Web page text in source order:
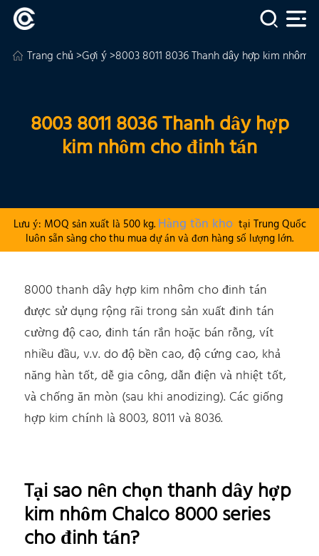
Trang chủ>Gợi ý>8003 8011 8036 Thanh dây hợp kim nhôm
8003 8011 8036 Thanh dây hợp
kim nhôm cho đinh tán
Lưu ý: MOQ sản xuất là 500 kg. Hàng tồn khotại Trung Quốc
luôn sẵn sàng cho thu mua dự án và đơn hàng số lượng lớn.
8000 thanh dây hợp kim nhôm cho đinh tán
được sử dụng rộng rãi trong sản xuất đinh tán
cường độ cao, đinh tán rắn hoặc bán rỗng, vít
nhiều đầu, v.v. do độ bền cao, độ cứng cao, khả
năng hàn tốt, dễ gia công, dẫn điện và nhiệt tốt,
và chống ăn mòn (sau khi anodizing). Các giống
hợp kim chính là 8003, 8011 và 8036.
Tại sao nên chọn thanh dây hợp
kim nhôm Chalco 8000 series
cho đinh tán?